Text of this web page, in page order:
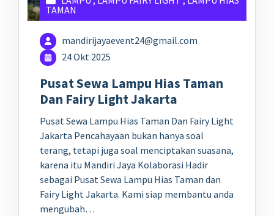
TAMAN
mandirijayaevent24@gmail.com
24 Okt 2025
Pusat Sewa Lampu Hias Taman
Dan Fairy Light Jakarta
Pusat Sewa Lampu Hias Taman Dan Fairy Light
Jakarta Pencahayaan bukan hanya soal
terang, tetapi juga soal menciptakan suasana,
karena itu Mandiri Jaya Kolaborasi Hadir
sebagai Pusat Sewa Lampu Hias Taman dan
Fairy Light Jakarta. Kami siap membantu anda
mengubah…